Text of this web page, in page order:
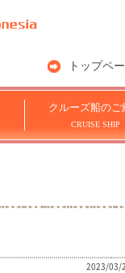
トップペ
クルーズ船のご
CRUISE SHIP
2023/03/